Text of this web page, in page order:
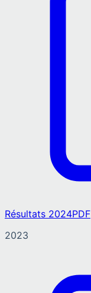
Résultats 2024PDF
2023